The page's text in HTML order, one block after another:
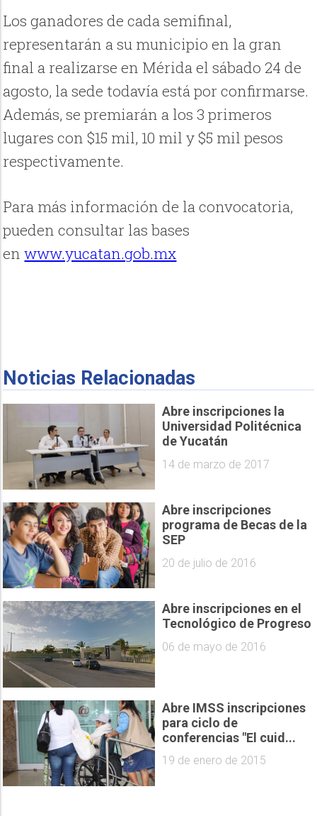
Los ganadores de cada semifinal,
representarán a su municipio en la gran
final a realizarse en Mérida el sábado 24 de
agosto, la sede todavía está por confirmarse.
Además, se premiarán a los 3 primeros
lugares con $15 mil, 10 mil y $5 mil pesos
respectivamente.
Para más información de la convocatoria,
pueden consultar las bases
enwww.yucatan.gob.mx
Noticias Relacionadas
Abre inscripciones la
Universidad Politécnica
de Yucatán
14 de marzo de 2017
Abre inscripciones
programa de Becas de la
SEP
20 de julio de 2016
Abre inscripciones en el
Tecnológico de Progreso
06 de mayo de 2016
Abre IMSS inscripciones
para ciclo de
conferencias "El cuid...
19 de enero de 2015